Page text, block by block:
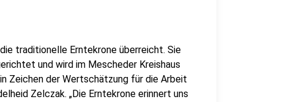
traditionelle Erntekrone überreicht. Sie
und wird im Mescheder Kreishaus
Zeichen der Wertschätzung für die Arbeit
Zelczak. „Die Erntekrone erinnert uns